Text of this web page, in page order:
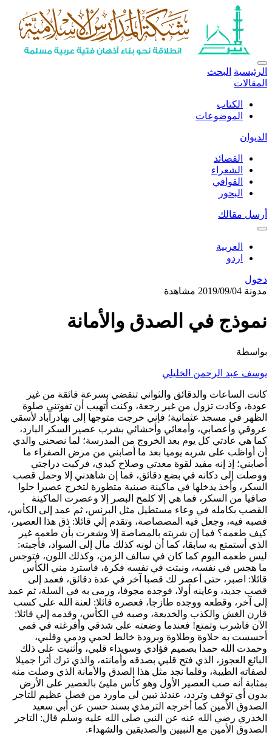
الرئيسية البحث
المقالات
الكتاب
الموضوعات
الديوان
القصائد
الشعراء
القوافي
البحور
أرسل مقالك
العربية
اردو
دخول
مدونة 2019/09/04 مشاهدة
نموذج في الصدق والأمانة
بواسطة
يوسف عبد الرحمن الخليلي
كانت الساعات والدقائق والثواني تنقضي بسرعة فائقة من غير
عودة، وكادت تزول من غير رجعة، وكنت أتهيب أن تفوتني صلوة
الظهر في مسجد عثمانية؛ فإني خرجت متوجها إلى بهادرآباد لأسقي
عروقي وأعصابي، وأمعائي وأحشائي بشرب عصير السكر البارد،
كما هي عادتي كل يوم بعد الخروج من المدرسة؛ لما نصحني والدي
أن أواظب على شربه يوميا بعد ما أصابني من مرض الصفراء ما
أصابني؛ إذ إنه مفيد لقوة معدتي وصلاح كبدي، فركبت دراجتي
ووصلت إلى دكانه في بضع دقائق، فما إن شاهدني إلا وحمل قصب
السكر، وأخذ يدخلها في ماكينة صينية متطورة لتخرج عصيرا حلوا
صافيا من السكر، فما هي إلا كلمح البصر إلا وعصرت الماكينة
القصب بكامله في وعاء مستطيل مثل البرنس، ثم عمد إلى الكأس،
فصبه فيه، وجعل فيه المصصاصة، وتقدم إلي قائلا: ذق هذا العصير،
كيف طعمه؟ فما إن شربته بالمصاصة إلا وشعرت بأن طعمه غير
الذي أستمتع به سابقا، كما أن لونه كذلك مال إلى السواد، فأجبته:
ليس طعمه اليوم كما كان في سالف الزمن، وكذلك اللون، فتوجس
ما هجس في نفسه، ونبتت في نفسه فكرة، فاسترد مني الكأس
قائلا: اصبر، حتى أعصر لك قصبا آخر في عدة دقائق، فعمد إلى
قصب جديد، وعاينه أولا، فوجده مجوفا، ورمى به في السلة، ثم عمد
إلى آخر، وقطعه ووجده طازجا، فعصره قائلا: لعنة الله على كسب
قارن الغش والكذب والخديعة، وصبه في الكأس، وقدمه إلي قائلا:
الآن فاشرب وتمتع! فعندما وضعته على شدقي وأفرغته في فمي
أحسست به حلاوة وطلاوة وبرودة خالط لحمي ودمي وقلبي،
وحمدت الله حمدا بصميم فؤادي وسويداء قلبي، وأثنيت على ذلك
البائع العجوز، الذي فتح قلبي بصدقه وأمانته، والذي ترك أثرا جميلا
لصفاته الطيبة، وقلما نجد مثل هذا الصدق والأمانة الذي وصلت منه
بمثابة أنه صب العصير الأول وهو كأس مليئ بالعصير على الأرض
بدون أي توقف وتردد، عندئذ تبين لي ماورد من فضل عظيم للتاجر
الصدوق الأمين كما أخرجه الترمذي بسند حسن عن أبي سعيد
الخدري رضي الله عنه عن النبي صلى الله عليه وسلم قال: التاجر
الصدوق الأمين مع النبيين والصديقين والشهداء.